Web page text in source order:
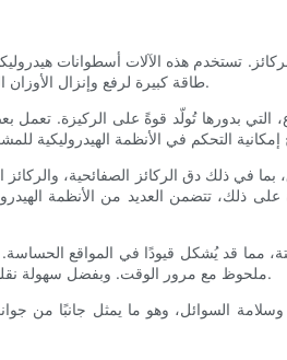
تستخدم هذه الآلات أسطوانات
طاقة كبيرة لرفع وإنزال الأوزان الثقيلة بسرعة، أو دفع الركائز إلى الأسفل بضغط مُتحكم فيه، وذلك حسب التصميم والغرض.
التي بدورها تُولّد قوةً على الركيزة.
في ذلك دق الركائز الصفائحية، والركائز
ذلك، تتضمن العديد من الأنظمة
مما قد يُشكل قيودًا في المواقع
ملحوظ مع مرور الوقت. وبفضل سهولة نقلها وتركيبها، تُعدّ الآلات الهيدروليكية خيارًا مُفضلاً للعديد من مشاريع البناء المتوسطة والكبيرة.
السوائل، وهو ما يمثل جانبًا من